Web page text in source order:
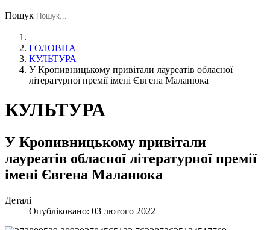
Пошук
ГОЛОВНА
КУЛЬТУРА
У Кропивницькому привітали лауреатів обласної
літературної премії імені Євгена Маланюка
КУЛЬТУРА
У Кропивницькому привітали
лауреатів обласної літературної премії
імені Євгена Маланюка
Деталі
Опубліковано: 03 лютого 2022